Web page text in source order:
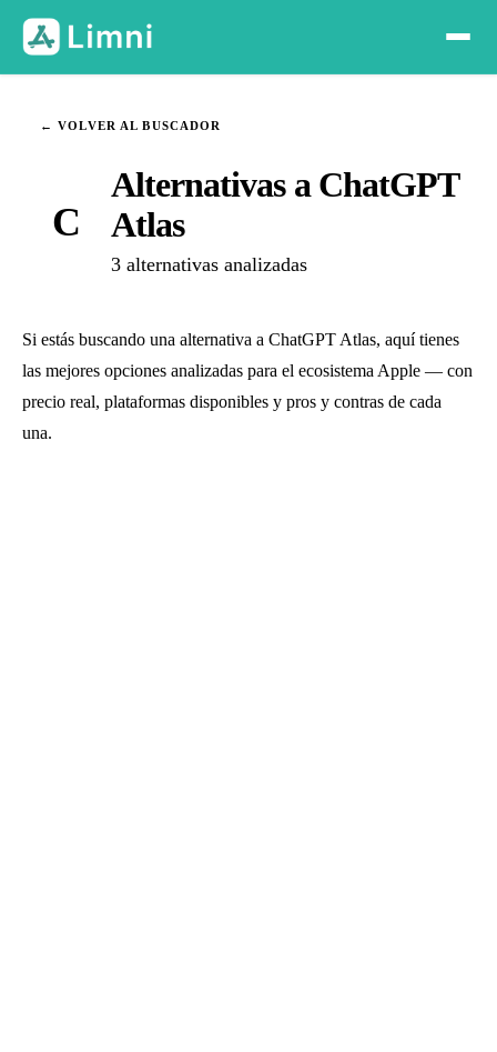
← VOLVER AL BUSCADOR
C
Alternativas a ChatGPT
Atlas
3 alternativas analizadas
Si estás buscando una alternativa a ChatGPT Atlas, aquí tienes
las mejores opciones analizadas para el ecosistema Apple — con
precio real, plataformas disponibles y pros y contras de cada
una.